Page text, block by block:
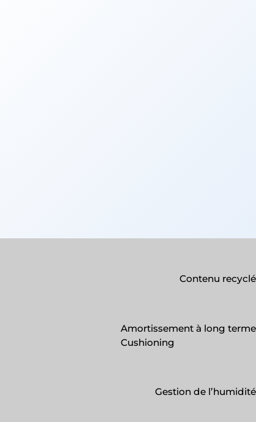
Contenu recyclé
Amortissement à long terme
Cushioning
Gestion de l’humidité